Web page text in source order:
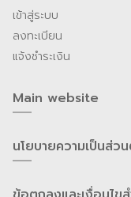
เข้าสู่ระบบ
ลงทะเบียน
แจ้งชำระเงิน
Main website
นโยบายความเป็นส่ว